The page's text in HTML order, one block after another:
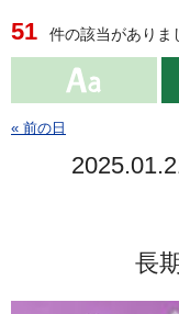
51 件の該当がありま
« 前の日
長